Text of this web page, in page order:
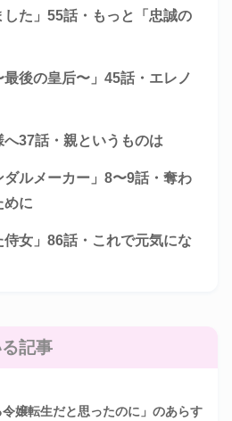
した」55話・もっと「忠誠の
最後の皇后〜」45話・エレノ
へ37話・親というものは
ダルメーカー」8〜9話・奪わ
めに
侍女」86話・これで元気にな
記事
令嬢転生だと思ったのに」のあらす